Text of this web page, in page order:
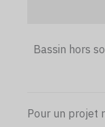
Bassin hors
Pour un projet